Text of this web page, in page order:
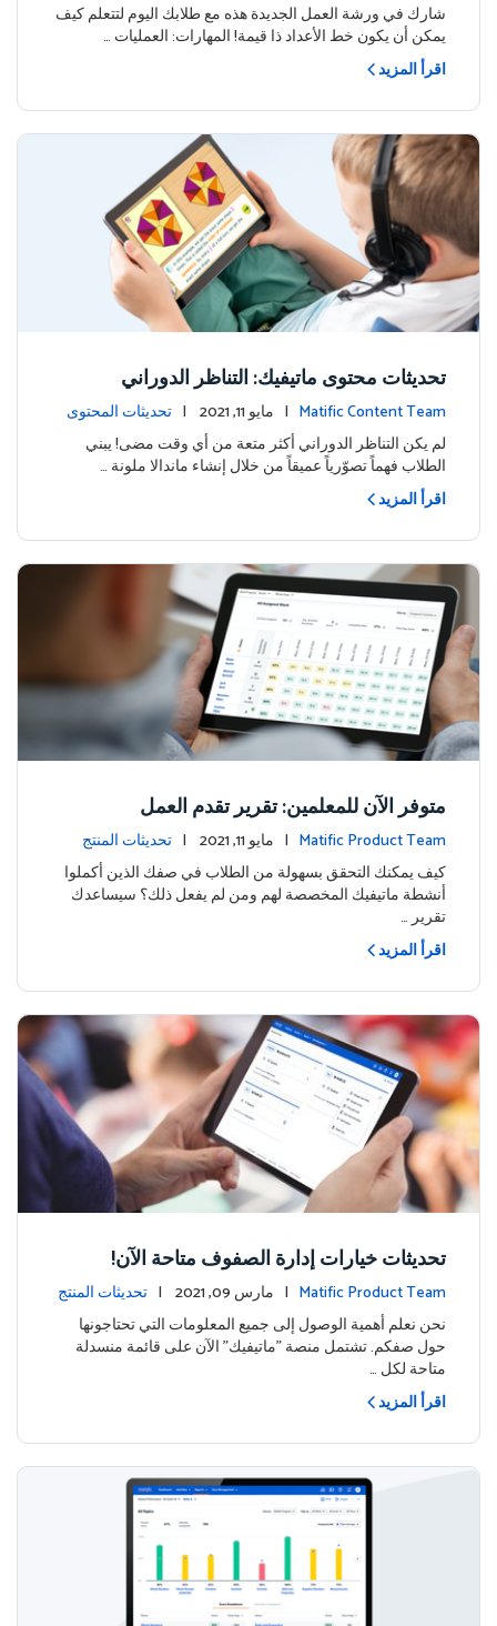
شارك في ورشة العمل الجديدة هذه مع طلابك اليوم لتتعلم كيف
يمكن أن يكون خط الأعداد ذا قيمة! المهارات: العمليات …
اقرأ المزيد
تحديثات محتوى ماتيفيك: التناظر الدوراني
Matific Content Team | مايو 11, 2021 |
تحديثات المحتوى
لم يكن التناظر الدوراني أكثر متعة من أي وقت مضى! يبني
الطلاب فهماً تصوّرياً عميقاً من خلال إنشاء ماندالا ملونة …
اقرأ المزيد
متوفر الآن للمعلمين: تقرير تقدم العمل
Matific Product Team | مايو 11, 2021 |
تحديثات المنتج
كيف يمكنك التحقق بسهولة من الطلاب في صفك الذين أكملوا
أنشطة ماتيفيك المخصصة لهم ومن لم يفعل ذلك؟ سيساعدك
تقرير …
اقرأ المزيد
تحديثات خيارات إدارة الصفوف متاحة الآن!
Matific Product Team | مارس 09, 2021 |
تحديثات المنتج
نحن نعلم أهمية الوصول إلى جميع المعلومات التي تحتاجونها
حول صفكم. تشتمل منصة "ماتيفيك" الآن على قائمة منسدلة
متاحة لكل …
اقرأ المزيد